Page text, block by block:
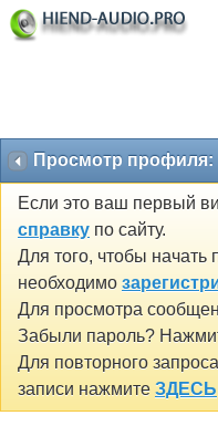
Просмотр профиля:
Если это ваш первый
справку по сайту.
Для того, чтобы
необходимо
Для просмотра
Забыли пароль?
Для повторного
записи нажмите ЗДЕСЬ